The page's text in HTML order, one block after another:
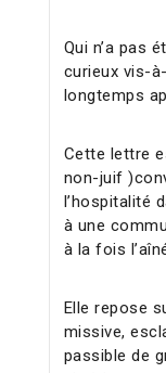
Qui n’a pas
curieux vis-
longtemps
Cette lettre
non-juif
l’hospitalité
à une
à la fois
Elle repose
missive,
passible de